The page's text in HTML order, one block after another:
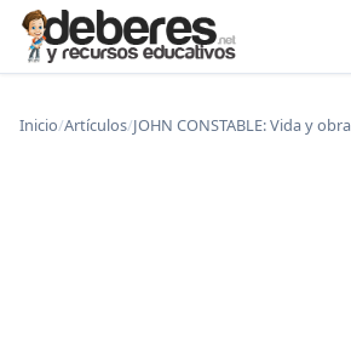
Inicio/Artículos/JOHN CONSTABLE: Vida y obra